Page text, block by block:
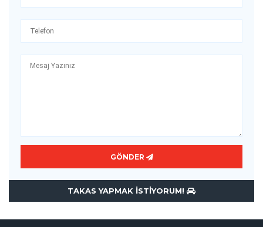
GÖNDER
TAKAS YAPMAK ISTIYORUM!